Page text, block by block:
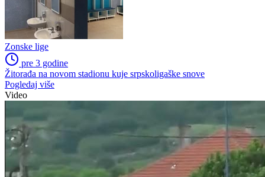
Zonske lige
pre 3 godine
Žitorađa na novom stadionu kuje srpskoligaške snove
Pogledaj više
Video